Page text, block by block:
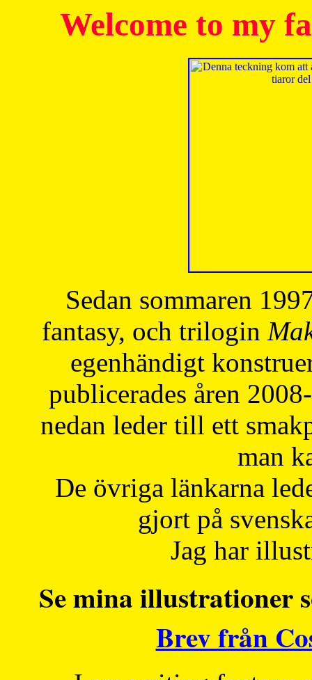
Welcome to my
Sedan sommaren
fantasy, och trilogin
egenhändigt
publicerades åren
nedan leder till ett
man
De övriga länkarna
gjort på
Jag har
Se mina illustrationer
Brev från